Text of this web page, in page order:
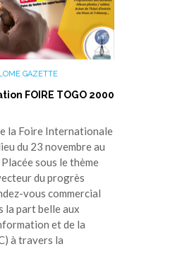
GAZETTE
FOIRE TOGO 2000
la Foire Internationale
du 23 novembre au
sous le thème
du progrès
vous commercial
la part belle aux
et de la
à travers la